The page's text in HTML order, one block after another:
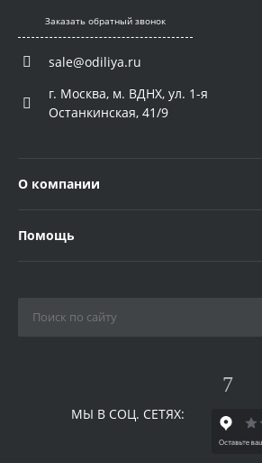
Заказать обратный звонок
sale@odiliya.ru
г. Москва, м. ВДНХ, ул. 1-я
Останкинская, 41/9
О компании
Помощь
МЫ В СОЦ. СЕТЯХ: